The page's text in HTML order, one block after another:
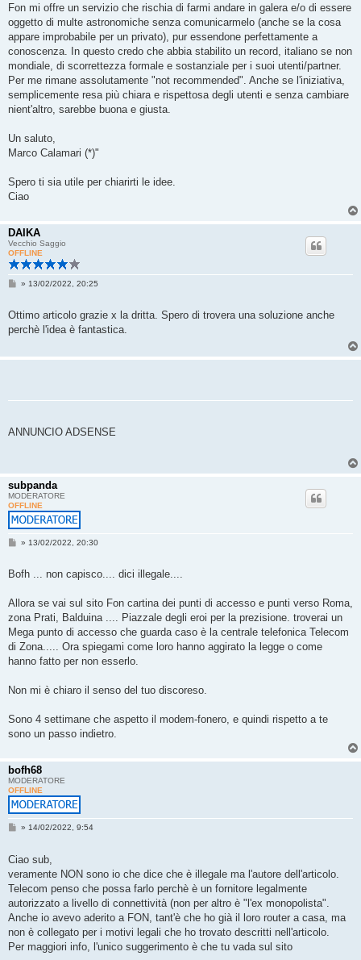
Fon mi offre un servizio che rischia di farmi andare in galera e/o di essere
oggetto di multe astronomiche senza comunicarmelo (anche se la cosa
appare improbabile per un privato), pur essendone perfettamente a
conoscenza. In questo credo che abbia stabilito un record, italiano se non
mondiale, di scorrettezza formale e sostanziale per i suoi utenti/partner.
Per me rimane assolutamente "not recommended". Anche se l'iniziativa,
semplicemente resa più chiara e rispettosa degli utenti e senza cambiare
nient'altro, sarebbe buona e giusta.
Un saluto,
Marco Calamari (*)"
Spero ti sia utile per chiarirti le idee.
Ciao
DAIKA
Vecchio Saggio
OFFLINE
M
s
a
g
o
» 13/02/2022, 20:25
Ottimo articolo grazie x la dritta. Spero di trovera una soluzione anche
perchè l'idea è fantastica.
ANNUNCIO ADSENSE
subpanda
MODERATORE
OFFLINE
M
s
a
g
i
o
» 13/02/2022, 20:30
Bofh ... non capisco.... dici illegale....
Allora se vai sul sito Fon cartina dei punti di accesso e punti verso Roma,
zona Prati, Balduina .... Piazzale degli eroi per la prezisione. troverai un
Mega punto di accesso che guarda caso è la centrale telefonica Telecom
di Zona..... Ora spiegami come loro hanno aggirato la legge o come
hanno fatto per non esserlo.
Non mi è chiaro il senso del tuo discoreso.
Sono 4 settimane che aspetto il modem-fonero, e quindi rispetto a te
sono un passo indietro.
bofh68
MODERATORE
OFFLINE
M
a
g
g
i
o
» 14/02/2022, 9:54
Ciao sub,
veramente NON sono io che dice che è illegale ma l'autore dell'articolo.
Telecom penso che possa farlo perchè è un fornitore legalmente
autorizzato a livello di connettività (non per altro è "l'ex monopolista".
Anche io avevo aderito a FON, tant'è che ho già il loro router a casa, ma
non è collegato per i motivi legali che ho trovato descritti nell'articolo.
Per maggiori info, l'unico suggerimento è che tu vada sul sito